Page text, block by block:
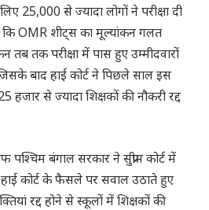
25,000 से ज्यादा लोगों ने परीक्षा दी
कि OMR शीट्स का मूल्यांकन गलत
तब तक परीक्षा में पास हुए उम्मीदवारों
बाद हाई कोर्ट ने पिछले साल इस
से ज्यादा शिक्षकों की नौकरी रद्द
बंगाल सरकार ने सुप्रीम कोर्ट में
कोर्ट के फैसले पर सवाल उठाते हुए
रद्द होने से स्कूलों में शिक्षकों की